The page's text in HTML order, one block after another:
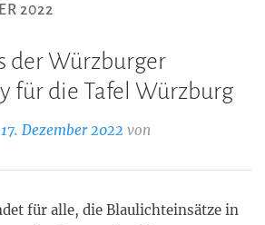
2022
der Würzburger
für die Tafel Würzburg
17. Dezember 2022 von
für alle, die Blaulichteinsätze in